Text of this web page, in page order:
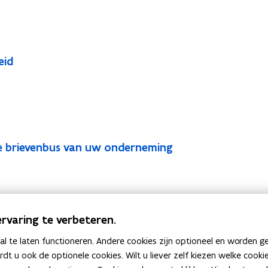
van uw onderneming
te verbeteren.
te laten functioneren. Andere cookies zijn optioneel en worden
u ook de optionele cookies. Wilt u liever zelf kiezen welke